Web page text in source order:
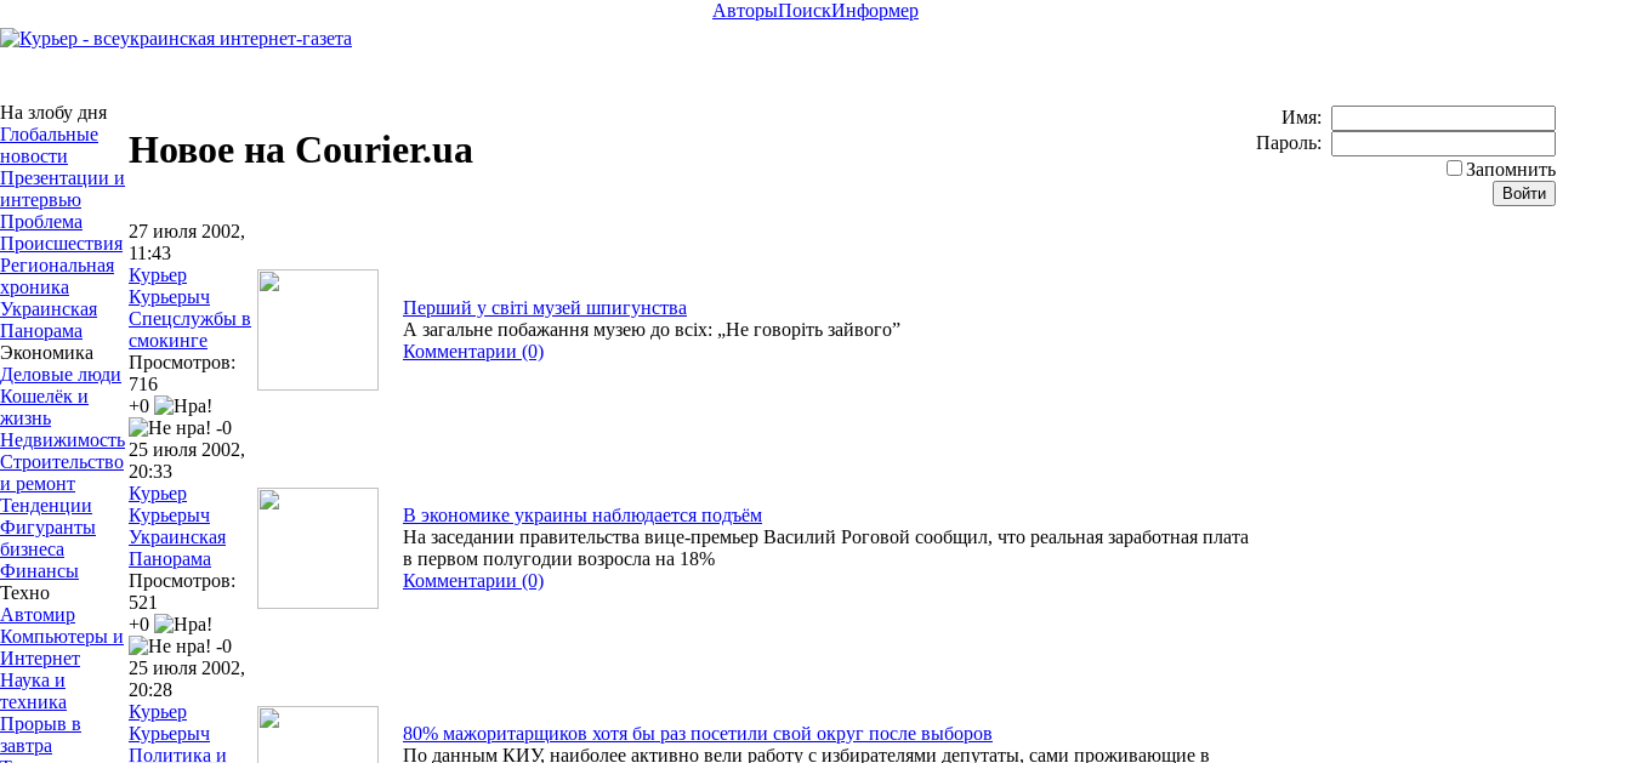
АвторыПоискИнформер
На злобу дня
Глобальные
новости
Презентации и
интервью
Проблема
Происшествия
Региональная
хроника
Украинская
Панорама
Экономика
Деловые люди
Кошелёк и
жизнь
Недвижимость
Строительство
и ремонт
Тенденции
Фигуранты
бизнеса
Финансы
Техно
Автомир
Компьютеры и
Интернет
Наука и
техника
Прорыв в
завтра
Новое на Courier.ua
27 июля 2002,
11:43
Курьер
Курьерыч
Спецслужбы в
смокинге
Просмотров:
716
+0
-0
Перший у світі музей шпигунства
А загальне побажання музею до всіх: „Не говоріть зайвого”
Комментарии (0)
25 июля 2002,
20:33
Курьер
Курьерыч
Украинская
Панорама
Просмотров:
521
+0
-0
В экономике украины наблюдается подъём
На заседании правительства вице-премьер Василий Роговой сообщил, что реальная заработная плата
в первом полугодии возросла на 18%
Комментарии (0)
25 июля 2002,
20:28
Курьер
Курьерыч
Политика и
80% мажоритарщиков хотя бы раз посетили свой округ после выборов
По данным КИУ, наиболее активно вели работу с избирателями депутаты, сами проживающие в
Имя:
Пароль:
Запомнить